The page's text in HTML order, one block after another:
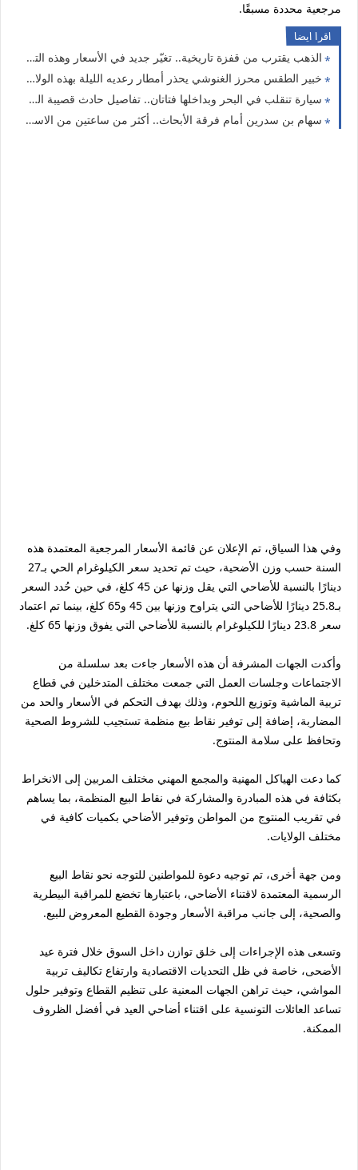
مرجعية محددة مسبقًا.
اقرا ايضا
الذهب يقترب من قفزة تاريخية.. تغيّر جديد في الأسعار وهذه التفاصيل
خبير الطقس محرز الغنوشي يحذر أمطار رعديه الليلة بهذه الولايات
سيارة تنقلب في البحر وبداخلها فتاتان.. تفاصيل حادث قصيبة المديوني
سهام بن سدرين أمام فرقة الأبحاث.. أكثر من ساعتين من الاستماع وقرار قضائي جديد
وفي هذا السياق، تم الإعلان عن قائمة الأسعار المرجعية المعتمدة هذه
السنة حسب وزن الأضحية، حيث تم تحديد سعر الكيلوغرام الحي بـ27
دينارًا بالنسبة للأضاحي التي يقل وزنها عن 45 كلغ، في حين حُدد السعر
بـ25.8 دينارًا للأضاحي التي يتراوح وزنها بين 45 و65 كلغ، بينما تم اعتماد
سعر 23.8 دينارًا للكيلوغرام بالنسبة للأضاحي التي يفوق وزنها 65 كلغ.
وأكدت الجهات المشرفة أن هذه الأسعار جاءت بعد سلسلة من
الاجتماعات وجلسات العمل التي جمعت مختلف المتدخلين في قطاع
تربية الماشية وتوزيع اللحوم، وذلك بهدف التحكم في الأسعار والحد من
المضاربة، إضافة إلى توفير نقاط بيع منظمة تستجيب للشروط الصحية
وتحافظ على سلامة المنتوج.
كما دعت الهياكل المهنية والمجمع المهني مختلف المربين إلى الانخراط
بكثافة في هذه المبادرة والمشاركة في نقاط البيع المنظمة، بما يساهم
في تقريب المنتوج من المواطن وتوفير الأضاحي بكميات كافية في
مختلف الولايات.
ومن جهة أخرى، تم توجيه دعوة للمواطنين للتوجه نحو نقاط البيع
الرسمية المعتمدة لاقتناء الأضاحي، باعتبارها تخضع للمراقبة البيطرية
والصحية، إلى جانب مراقبة الأسعار وجودة القطيع المعروض للبيع.
وتسعى هذه الإجراءات إلى خلق توازن داخل السوق خلال فترة عيد
الأضحى، خاصة في ظل التحديات الاقتصادية وارتفاع تكاليف تربية
المواشي، حيث تراهن الجهات المعنية على تنظيم القطاع وتوفير حلول
تساعد العائلات التونسية على اقتناء أضاحي العيد في أفضل الظروف
الممكنة.